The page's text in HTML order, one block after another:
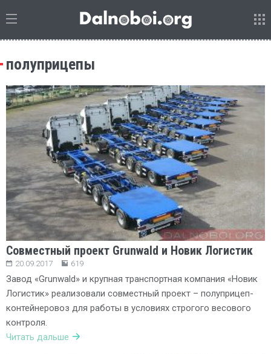
полуприцепы
Совместный проект Grunwald и Новик Логистик
20.09.2017 619
Завод «Grunwald» и крупная транспортная компания «Новик
Логистик» реализовали совместный проект – полуприцеп-
контейнеровоз для работы в условиях строгого весового
контроля.
Читать дальше